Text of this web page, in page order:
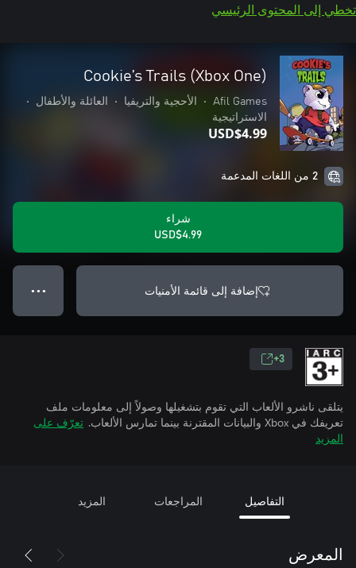
تخطي إلى المحتوى الرئيسي
Cookie’s Trails (Xbox One)
Afil Games
• الأحجية والتريفيا • العائلة والأطفال
•
الاستراتيجية
USD$4.99
2 من اللغات المدعمة
شراء
USD$4.99
إضافة إلى قائمة الأمنيات ● ● ●
3+
يتلقى ناشرو الألعاب التي تقوم بتشغيلها وصولاً إلى معلومات ملف
تعريفك في Xbox والبيانات المقترنة بينما تمارس الألعاب.
تعرّف على
المزيد
التفاصيل المراجعات المزيد
المعرض